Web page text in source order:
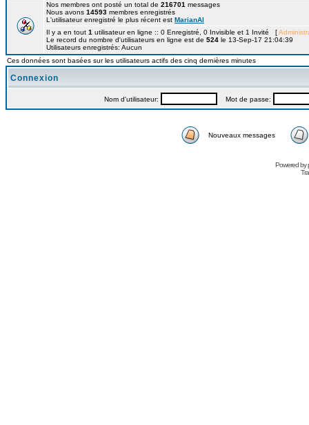
Nos membres ont posté un total de 216701 messages
Nous avons 14593 membres enregistrés
L'utilisateur enregistré le plus récent est MarianAl
Il y a en tout 1 utilisateur en ligne :: 0 Enregistré, 0 Invisible et 1 Invité [
Le record du nombre d'utilisateurs en ligne est de 524 le 13-Sep-17 21:04:39
Utilisateurs enregistrés: Aucun
Ces données sont basées sur les utilisateurs actifs des cinq dernières minutes
Connexion
Nom d'utilisateur: Mot de passe:
Nouveaux messages
Powered by